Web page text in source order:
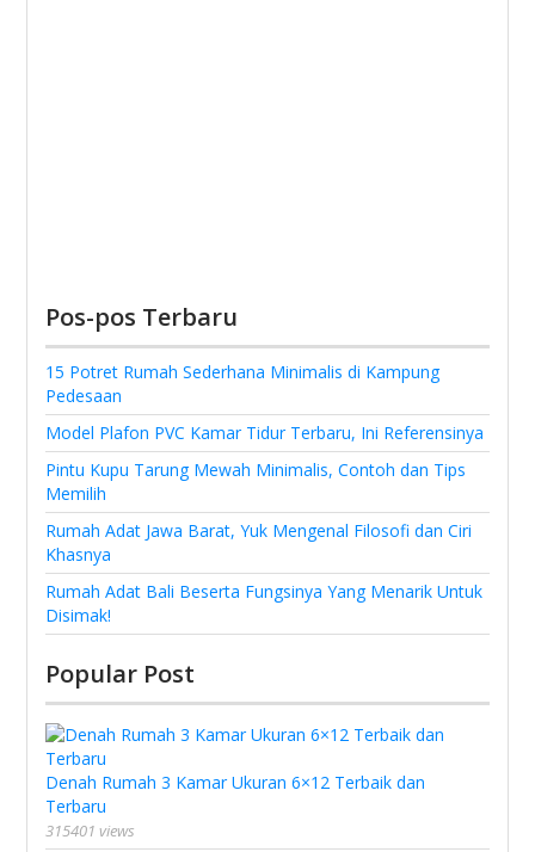
Pos-pos Terbaru
15 Potret Rumah Sederhana Minimalis di Kampung
Pedesaan
Model Plafon PVC Kamar Tidur Terbaru, Ini Referensinya
Pintu Kupu Tarung Mewah Minimalis, Contoh dan Tips
Memilih
Rumah Adat Jawa Barat, Yuk Mengenal Filosofi dan Ciri
Khasnya
Rumah Adat Bali Beserta Fungsinya Yang Menarik Untuk
Disimak!
Popular Post
Denah Rumah 3 Kamar Ukuran 6×12 Terbaik dan
Terbaru
315401 views